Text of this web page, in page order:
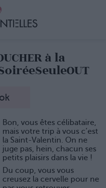
à la
Bon, vous êtes célibataire,
mais votre trip à vous c’est
la Saint-Valentin. On ne
juge pas, hein, chacun ses
petits plaisirs dans la vie !
Du coup, vous vous
creusez la cervelle pour ne